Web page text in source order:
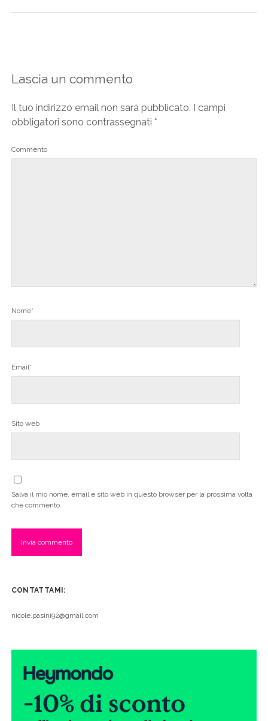
Lascia un commento
Il tuo indirizzo email non sarà pubblicato. I campi
obbligatori sono contrassegnati *
Commento
Nome*
Email*
Sito web
Salva il mio nome, email e sito web in questo browser per la prossima volta
che commento.
CONTATTAMI:
nicole.pasini92@gmail.com